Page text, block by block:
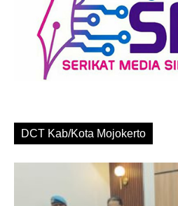
DCT Kab/Kota Mojokerto